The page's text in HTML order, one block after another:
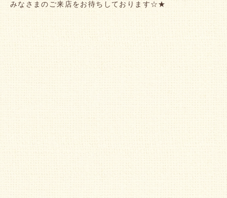
みなさまのご来店をお待ちしております☆★